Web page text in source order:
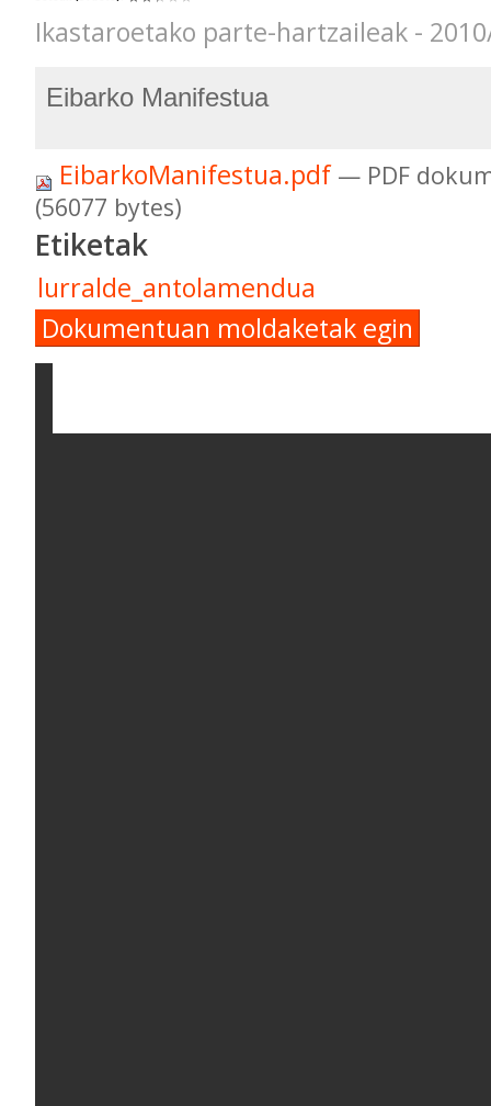
Ikastaroetako parte-hartzaileak -
Eibarko Manifestua
EibarkoManifestua.pdf — PDF
(56077 bytes)
Etiketak
lurralde_antolamendua
Dokumentuan moldaketak egin